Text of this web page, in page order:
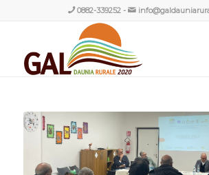
0882-339252-